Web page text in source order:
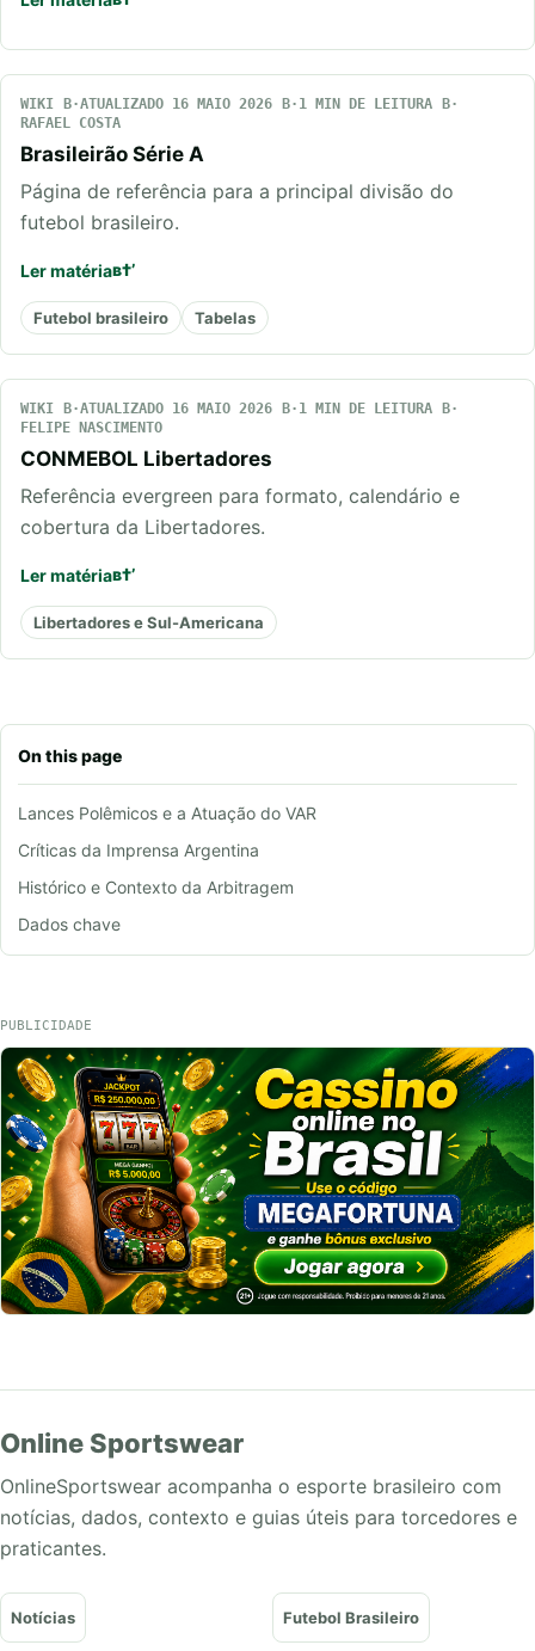
On this page
Lances Polêmicos e a Atuação do VAR
Críticas da Imprensa Argentina
Histórico e Contexto da Arbitragem
Dados chave
WIKI ATUALIZADO 16 MAIO 2026
1 MIN DE LEITURA
RAFAEL COSTA
Brasileirão Série A
Página de referência para a principal divisão do
futebol brasileiro.
Ler matéria
Futebol brasileiro Tabelas
WIKI ATUALIZADO 16 MAIO 2026
1 MIN DE LEITURA
FELIPE NASCIMENTO
CONMEBOL Libertadores
Referência evergreen para formato, calendário e
cobertura da Libertadores.
Ler matéria
Libertadores e Sul-Americana
PUBLICIDADE
Online Sportswear
OnlineSportswear acompanha o esporte brasileiro com
notícias, dados, contexto e guias úteis para torcedores e
praticantes.
Notícias Futebol Brasileiro